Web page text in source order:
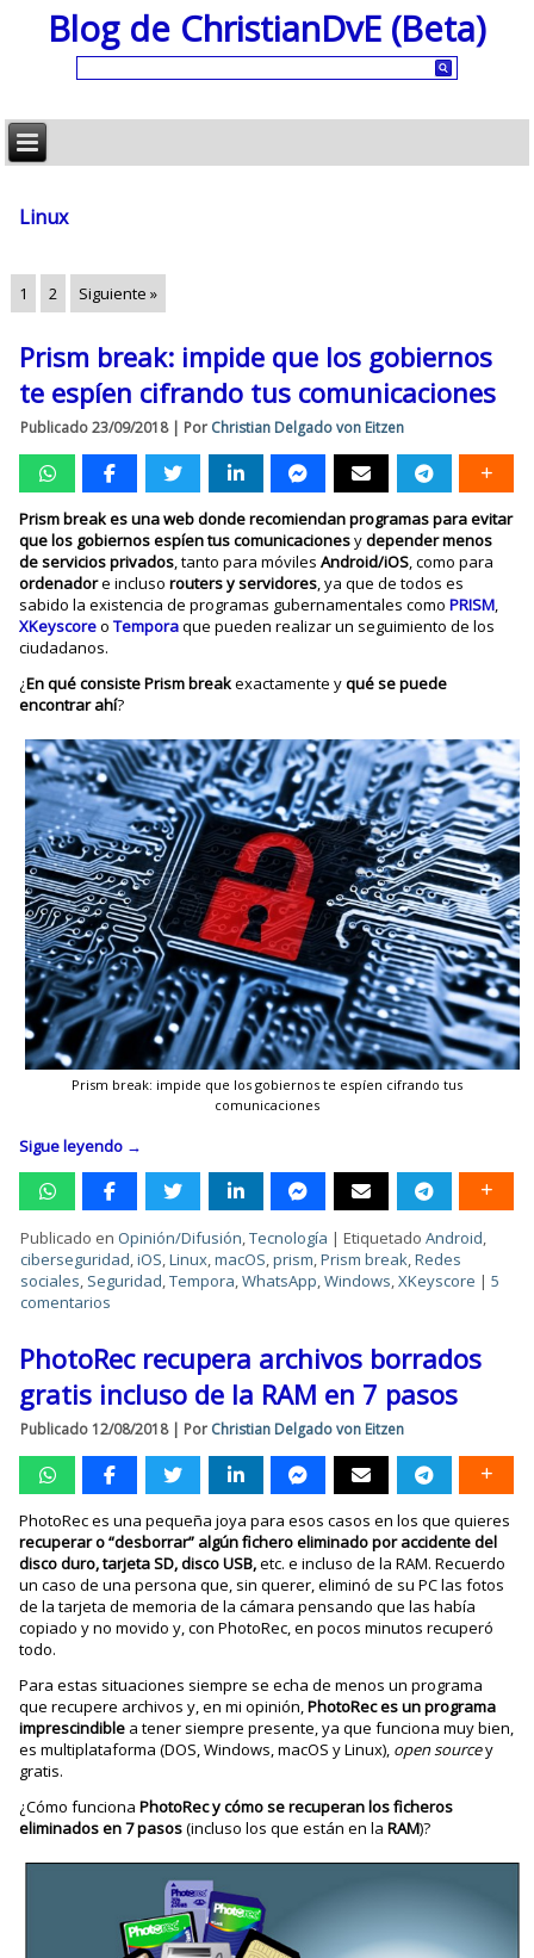
Blog de ChristianDvE (Beta)
Linux
1 2 Siguiente »
Prism break: impide que los gobiernos
te espíen cifrando tus comunicaciones
Publicado 23/09/2018| Por Christian Delgado von Eitzen
Prism break es una web donde recomiendan programas para evitar
que los gobiernos espíen tus comunicacionesydepender menos
de servicios privados, tanto para móvilesAndroid/iOS, como para
ordenadore inclusorouters y servidores, ya que de todos es
sabido la existencia de programas gubernamentales comoPRISM,
XKeyscoreoTemporaque pueden realizar un seguimiento de los
ciudadanos.
¿En qué consiste Prism breakexactamente yqué se puede
encontrar ahí?
Prism break: impide que los gobiernos te espíen cifrando tus
comunicaciones
Sigue leyendo →
Publicado en Opinión/Difusión,Tecnología |Etiquetado Android,
ciberseguridad,iOS,Linux,macOS,prism,Prism break,Redes
sociales, Seguridad,Tempora,WhatsApp,Windows,XKeyscore |5
comentarios
PhotoRec recupera archivos borrados
gratis incluso de la RAM en 7 pasos
Publicado 12/08/2018| Por Christian Delgado von Eitzen
PhotoRec es una pequeña joya para esos casos en los que quieres
recuperar o “desborrar” algún fichero eliminado por accidente del
disco duro, tarjeta SD, disco USB,etc. e incluso de la RAM. Recuerdo
un caso de una persona que, sin querer, eliminó de su PC las fotos
de la tarjeta de memoria de la cámara pensando que las había
copiado y no movido y, con PhotoRec, en pocos minutos recuperó
todo.
Para estas situaciones siempre se echa de menos un programa
que recupere archivos y, en mi opinión,PhotoRec es un programa
imprescindible a tener siempre presente, ya que funciona muy bien,
es multiplataforma (DOS, Windows, macOS y Linux), open sourcey
gratis.
¿Cómo funcionaPhotoRec y cómo se recuperan los ficheros
eliminados en 7 pasos(incluso los que están en laRAM)?